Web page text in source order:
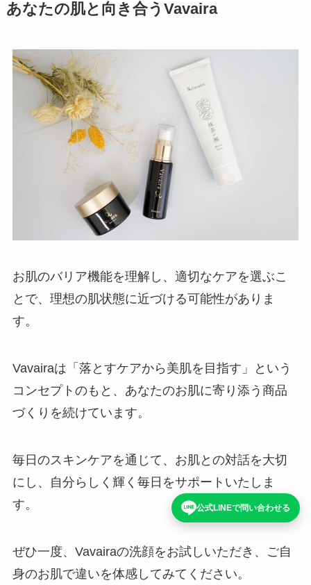
あなたの肌と向き合うVavaira
お肌のバリア機能を理解し、適切なケアを選ぶこ
とで、理想の肌状態に近づける可能性がありま
す。
Vavairaは「落とすケアから美肌を目指す」という
コンセプトのもと、あなたのお肌に寄り添う商品
づくりを続けています。
毎日のスキンケアを通じて、お肌との対話を大切
にし、自分らしく輝く毎日をサポートいたしま
す。
ぜひ一度、Vavairaの洗顔をお試しいただき、ご自
身のお肌で違いを体感してみてください。
公式LINEで問い合わせる